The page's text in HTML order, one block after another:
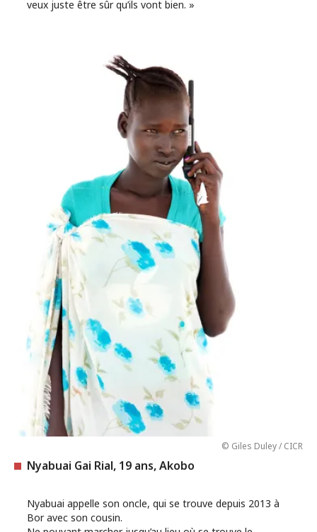
veux juste être sûr qu’ils vont bien. »
© Giles Duley / CICR
Nyabuai Gai Rial, 19 ans, Akobo
Nyabuai appelle son oncle, qui se trouve depuis 2013 à
Bor avec son cousin.